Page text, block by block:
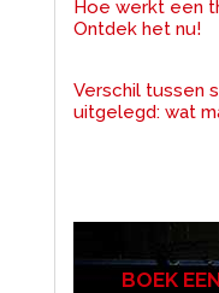
Hoe werkt een
Ontdek het nu!
Verschil tussen
uitgelegd: wat
BOEK